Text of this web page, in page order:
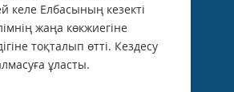
келе Елбасының кезекті
жаңа көкжиегіне
тоқталып өтті. Кездесу
ұласты.